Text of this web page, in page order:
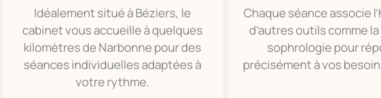
Idéalement situé à Béziers, le
cabinet vous accueille à quelques
kilomètres de Narbonne pour des
séances individuelles adaptées à
votre rythme.
Chaque séance associe
d’autres outils comme la
sophrologie pour
précisément à vos